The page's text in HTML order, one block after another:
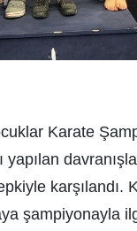
Karate
yapılan
şampiyonayla